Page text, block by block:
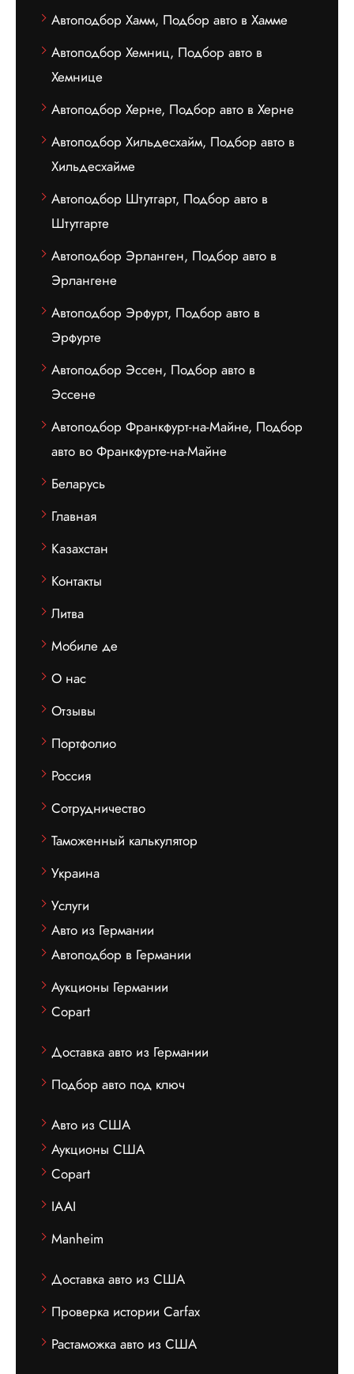
Автоподбор Хамм, Подбор авто в Хамме
Автоподбор Хемниц, Подбор авто в
Хемнице
Автоподбор Херне, Подбор авто в Херне
Автоподбор Хильдесхайм, Подбор авто в
Хильдесхайме
Автоподбор Штутгарт, Подбор авто в
Штутгарте
Автоподбор Эрланген, Подбор авто в
Эрлангене
Автоподбор Эрфурт, Подбор авто в
Эрфурте
Автоподбор Эссен, Подбор авто в
Эссене
Автоподбор Франкфурт-на-Майне, Подбор
авто во Франкфурте-на-Майне
Беларусь
Главная
Казахстан
Контакты
Литва
Мобиле де
О нас
Отзывы
Портфолио
Россия
Сотрудничество
Таможенный калькулятор
Украина
Услуги
Авто из Германии
Автоподбор в Германии
Аукционы Германии
Copart
Доставка авто из Германии
Подбор авто под ключ
Авто из США
Аукционы США
Copart
IAAI
Manheim
Доставка авто из США
Проверка истории Carfax
Растаможка авто из США